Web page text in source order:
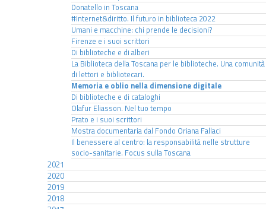
Donatello in Toscana
#Internet&diritto. Il futuro in biblioteca 2022
Umani e macchine: chi prende le decisioni?
Firenze e i suoi scrittori
Di biblioteche e di alberi
La Biblioteca della Toscana per le biblioteche. Una comunità
di lettori e bibliotecari.
Memoria e oblio nella dimensione digitale
Di biblioteche e di cataloghi
Olafur Eliasson. Nel tuo tempo
Prato e i suoi scrittori
Mostra documentaria dal Fondo Oriana Fallaci
Il benessere al centro: la responsabilità nelle strutture
socio-sanitarie. Focus sulla Toscana
2021
2020
2019
2018